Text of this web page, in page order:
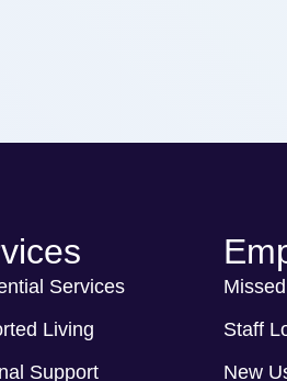
Services
Living
Support
Staff
New